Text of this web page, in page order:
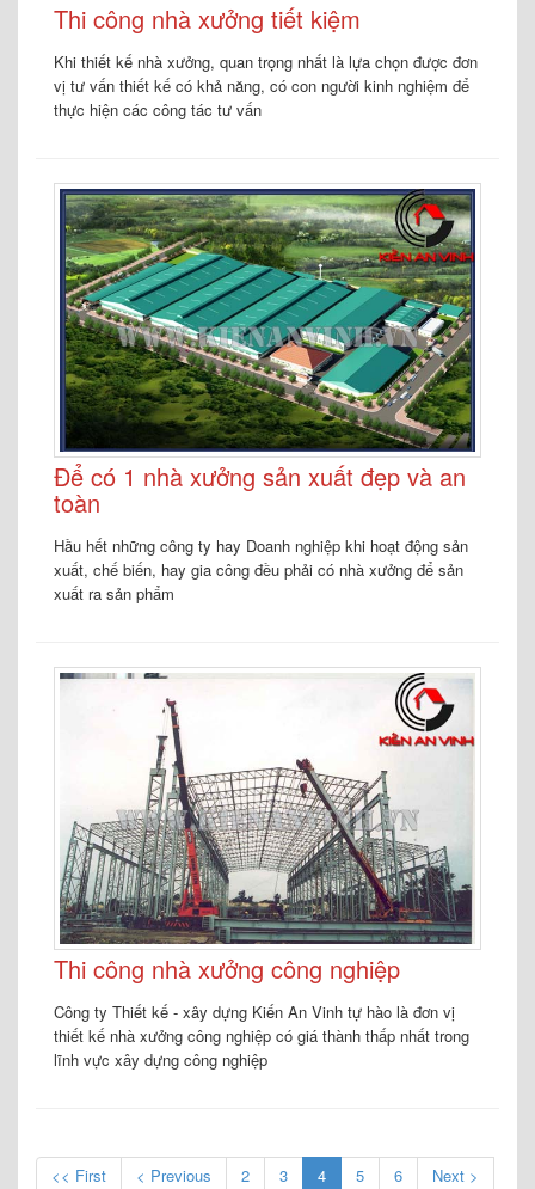
Thi công nhà xưởng tiết kiệm
Khi thiết kế nhà xưởng, quan trọng nhất là lựa chọn được đơn
vị tư vấn thiết kế có khả năng, có con người kinh nghiệm để
thực hiện các công tác tư vấn
Để có 1 nhà xưởng sản xuất đẹp và an
toàn
Hầu hết những công ty hay Doanh nghiệp khi hoạt động sản
xuất, chế biến, hay gia công đều phải có nhà xưởng để sản
xuất ra sản phẩm
Thi công nhà xưởng công nghiệp
Công ty Thiết kế - xây dựng Kiến An Vinh tự hào là đơn vị
thiết kế nhà xưởng công nghiệp có giá thành thấp nhất trong
lĩnh vực xây dựng công nghiệp
<< First < Previous 2 3 4 5 6
Next >